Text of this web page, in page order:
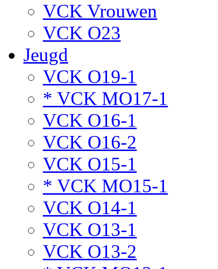
VCK Vrouwen
VCK O23
Jeugd
VCK O19-1
* VCK MO17-1
VCK O16-1
VCK O16-2
VCK O15-1
* VCK MO15-1
VCK O14-1
VCK O13-1
VCK O13-2